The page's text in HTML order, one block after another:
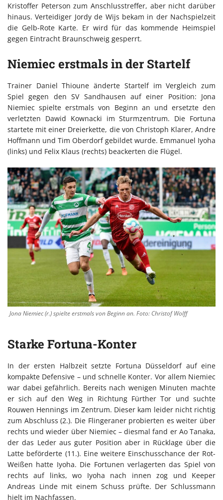
Kristoffer Peterson zum Anschlusstreffer, aber nicht darüber
hinaus. Verteidiger Jordy de Wijs bekam in der Nachspielzeit
die Gelb-Rote Karte. Er wird für das kommende Heimspiel
gegen Eintracht Braunschweig gesperrt.
Niemiec erstmals in der Startelf
Trainer Daniel Thioune änderte Startelf im Vergleich zum
Spiel gegen den SV Sandhausen auf einer Position: Jona
Niemiec spielte erstmals von Beginn an und ersetzte den
verletzten Dawid Kownacki im Sturmzentrum. Die Fortuna
startete mit einer Dreierkette, die von Christoph Klarer, Andre
Hoffmann und Tim Oberdorf gebildet wurde. Emmanuel Iyoha
(links) und Felix Klaus (rechts) beackerten die Flügel.
Jona Niemiec (r.) spielte erstmals von Beginn an. Foto: Christof Wolff
Starke Fortuna-Konter
In der ersten Halbzeit setzte Fortuna Düsseldorf auf eine
kompakte Defensive – und schnelle Konter. Vor allem Niemiec
war dabei gefährlich. Bereits nach wenigen Minuten machte
er sich auf den Weg in Richtung Fürther Tor und suchte
Rouwen Hennings im Zentrum. Dieser kam leider nicht richtig
zum Abschluss (2.). Die Flingeraner probierten es weiter über
rechts und wieder über Niemiec – diesmal fand er Ao Tanaka,
der das Leder aus guter Position aber in Rücklage über die
Latte beförderte (11.). Eine weitere Einschusschance der Rot-
Weißen hatte Iyoha. Die Fortunen verlagerten das Spiel von
rechts auf links, wo Iyoha nach innen zog und Keeper
Andreas Linde mit einem Schuss prüfte. Der Schlussmann
hielt im Nachfassen.